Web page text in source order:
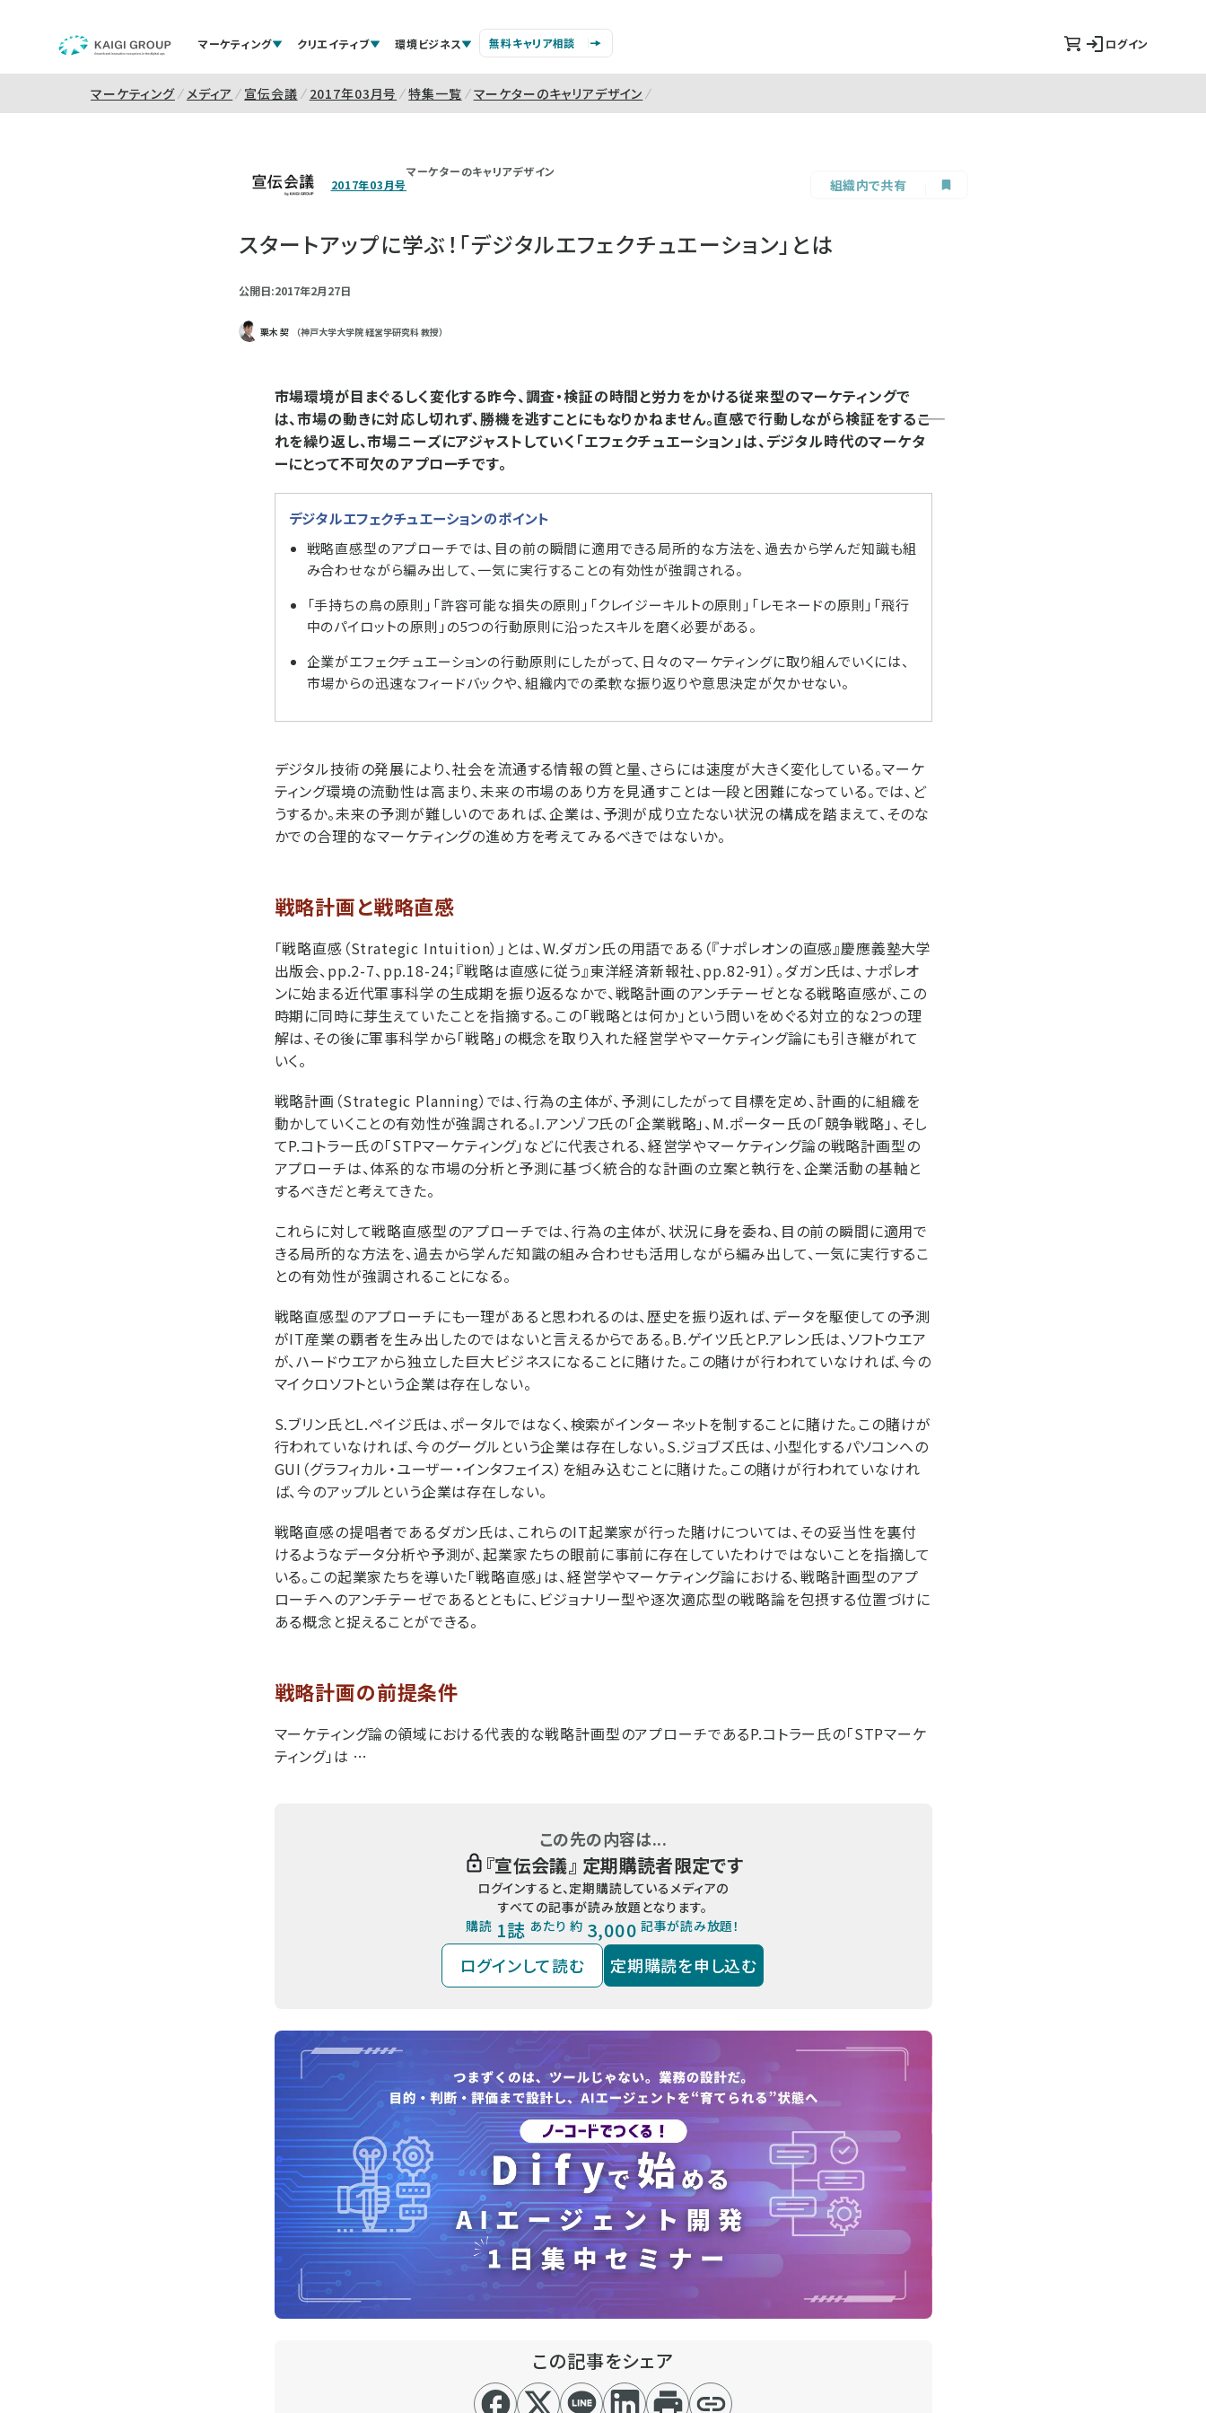
マーケティング クリエイティブ 環境ビジネス 無料キャリア相談 ログイン
マーケティング メディア 宣伝会議 2017年03月号 特集一覧 マーケターのキャリアデザイン
2017年03月号
マーケターのキャリアデザイン
組織内で共有
スタートアップに学ぶ！「デジタルエフェクチュエーション」とは
公開日:2017年2月27日
栗木 契 （神戸大学大学院 経営学研究科 教授）
市場環境が目まぐるしく変化する昨今、調査・検証の時間と労力をかける従来型のマーケティングで
は、市場の動きに対応し切れず、勝機を逃すことにもなりかねません。直感で行動しながら検証をする――こ
れを繰り返し、市場ニーズにアジャストしていく「エフェクチュエーション」は、デジタル時代のマーケタ
ーにとって不可欠のアプローチです。
デジタルエフェクチュエーションのポイント
戦略直感型のアプローチでは、目の前の瞬間に適用できる局所的な方法を、過去から学んだ知識も組
み合わせながら編み出して、一気に実行することの有効性が強調される。
「手持ちの鳥の原則」「許容可能な損失の原則」「クレイジーキルトの原則」「レモネードの原則」「飛行
中のパイロットの原則」の5つの行動原則に沿ったスキルを磨く必要がある。
企業がエフェクチュエーションの行動原則にしたがって、日々のマーケティングに取り組んでいくには、
市場からの迅速なフィードバックや、組織内での柔軟な振り返りや意思決定が欠かせない。
デジタル技術の発展により、社会を流通する情報の質と量、さらには速度が大きく変化している。マーケ
ティング環境の流動性は高まり、未来の市場のあり方を見通すことは一段と困難になっている。では、ど
うするか。未来の予測が難しいのであれば、企業は、予測が成り立たない状況の構成を踏まえて、そのな
かでの合理的なマーケティングの進め方を考えてみるべきではないか。
戦略計画と戦略直感
「戦略直感（Strategic Intuition）」とは、W.ダガン氏の用語である（『ナポレオンの直感』慶應義塾大学
出版会、pp.2-7、pp.18-24；『戦略は直感に従う』東洋経済新報社、pp.82-91）。ダガン氏は、ナポレオ
ンに始まる近代軍事科学の生成期を振り返るなかで、戦略計画のアンチテーゼとなる戦略直感が、この
時期に同時に芽生えていたことを指摘する。この「戦略とは何か」という問いをめぐる対立的な2つの理
解は、その後に軍事科学から「戦略」の概念を取り入れた経営学やマーケティング論にも引き継がれて
いく。
戦略計画（Strategic Planning）では、行為の主体が、予測にしたがって目標を定め、計画的に組織を
動かしていくことの有効性が強調される。I.アンゾフ氏の「企業戦略」、M.ポーター氏の「競争戦略」、そし
てP.コトラー氏の「STPマーケティング」などに代表される、経営学やマーケティング論の戦略計画型の
アプローチは、体系的な市場の分析と予測に基づく統合的な計画の立案と執行を、企業活動の基軸と
するべきだと考えてきた。
これらに対して戦略直感型のアプローチでは、行為の主体が、状況に身を委ね、目の前の瞬間に適用で
きる局所的な方法を、過去から学んだ知識の組み合わせも活用しながら編み出して、一気に実行するこ
との有効性が強調されることになる。
戦略直感型のアプローチにも一理があると思われるのは、歴史を振り返れば、データを駆使しての予測
がIT産業の覇者を生み出したのではないと言えるからである。B.ゲイツ氏とP.アレン氏は、ソフトウエア
が、ハードウエアから独立した巨大ビジネスになることに賭けた。この賭けが行われていなければ、今の
マイクロソフトという企業は存在しない。
S.ブリン氏とL.ペイジ氏は、ポータルではなく、検索がインターネットを制することに賭けた。この賭けが
行われていなければ、今のグーグルという企業は存在しない。S.ジョブズ氏は、小型化するパソコンへの
GUI（グラフィカル・ユーザー・インタフェイス）を組み込むことに賭けた。この賭けが行われていなけれ
ば、今のアップルという企業は存在しない。
戦略直感の提唱者であるダガン氏は、これらのIT起業家が行った賭けについては、その妥当性を裏付
けるようなデータ分析や予測が、起業家たちの眼前に事前に存在していたわけではないことを指摘して
いる。この起業家たちを導いた「戦略直感」は、経営学やマーケティング論における、戦略計画型のアプ
ローチへのアンチテーゼであるとともに、ビジョナリー型や逐次適応型の戦略論を包摂する位置づけに
ある概念と捉えることができる。
戦略計画の前提条件
マーケティング論の領域における代表的な戦略計画型のアプローチであるP.コトラー氏の「STPマーケ
ティング」は …
この先の内容は...
『宣伝会議』 定期購読者限定です
ログインすると、定期購読しているメディアの
すべての記事が読み放題となります。
購読 1誌 あたり 約 3,000 記事が読み放題！
ログインして読む 定期購読を申し込む
この記事をシェア